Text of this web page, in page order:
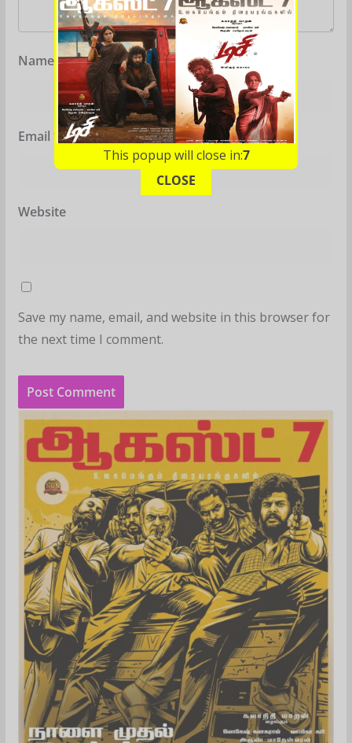
Name *
Email *
Website
Save my name, email, and website in this browser for
the next time I comment.
This popup will close in:6
CLOSE